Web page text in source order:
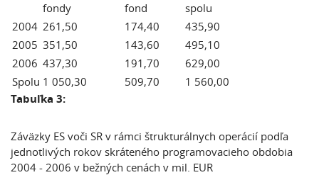
fondy
fond
spolu
2004 261,50 174,40
435,90
2005 351,50 143,60
495,10
2006 437,30 191,70
629,00
Spolu 1 050,30 509,70 1 560,00
Tabuľka 3:
Záväzky ES voči SR v rámci štrukturálnych operácií podľa
jednotlivých rokov skráteného programovacieho obdobia
2004 - 2006 v bežných cenách v mil. EUR